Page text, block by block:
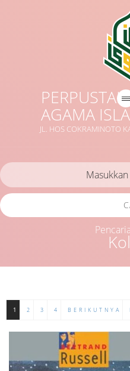
AGAMA
JL. HOS COKRAMINOTO
1 2 3 4 BERIKUTNYA